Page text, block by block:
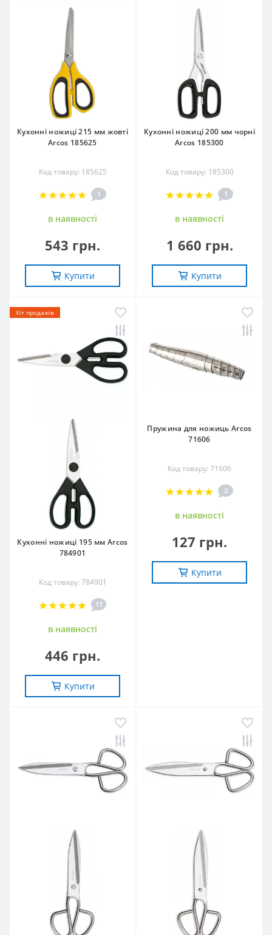
Кухонні ножиці 215 мм жовті
Arcos 185625
Код товару: 185625
1
в наявностi
543 грн.
Купити
Кухонні ножиці 200 мм чорні
Arcos 185300
Код товару: 185300
1
в наявностi
1 660 грн.
Купити
Хіт продажів
Кухонні ножиці 195 мм Arcos
784901
Код товару: 784901
11
в наявностi
446 грн.
Купити
Пружина для ножиць Arcos
71606
Код товару: 71606
2
в наявностi
127 грн.
Купити